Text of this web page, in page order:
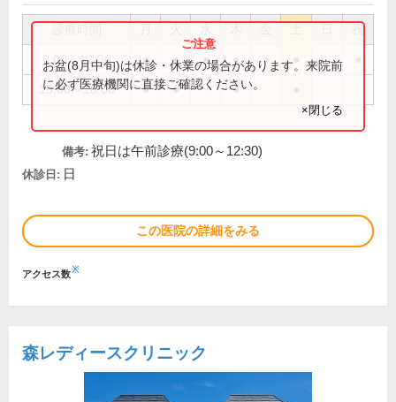
祝
9:00～12:30 ● ● ● ● ●
15:00～18:00 ● ● ●
お盆(8月中旬)は休診・休業の場合があります。来院前
に必ず医療機関に直接ご確認ください。
×閉じる
備考: 祝日は午前診療(9:00～12:30)
休診日: 日
この医院の詳細をみる
アクセス数※
森レディースクリニック